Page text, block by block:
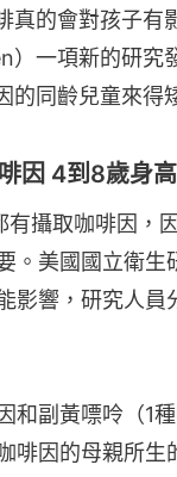
真的會對孩子有
）一項新的研究
的同齡兒童來得
因 4到8歲身
攝取咖啡因，
。美國國立衛
影響，研究人
和副黃嘌呤（1
啡因的母親所